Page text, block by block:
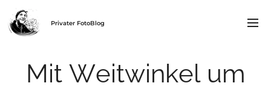
Privater FotoBlog
Mit Weitwinkel um